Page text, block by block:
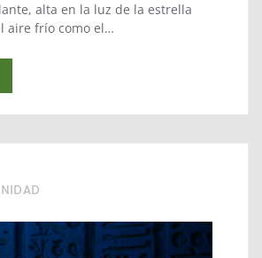
alta en la luz de la estrella
aire frío como el…